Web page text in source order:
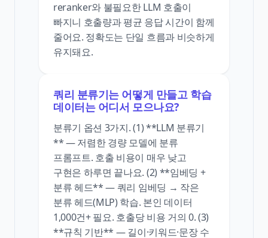
reranker와 불필요한 LLM 호출이
빠지니 호출량과 평균 응답 시간이 함께
줄어요. 정확도는 단일 흐름과 비슷하게
유지돼요.
쿼리 분류기는 어떻게 만들고 학습
데이터는 어디서 모으나요?
분류기 옵션 3가지. (1) **LLM 분류기
** — 저렴한 경량 모델에 분류
프롬프트. 호출 비용이 매우 낮고
구현은 하루면 끝나요. (2) **임베딩 +
분류 헤드** — 쿼리 임베딩 → 작은
분류 헤드(MLP) 학습. 본인 데이터
1,000건+ 필요. 호출당 비용 거의 0. (3)
**규칙 기반** — 길이·키워드·문장 수